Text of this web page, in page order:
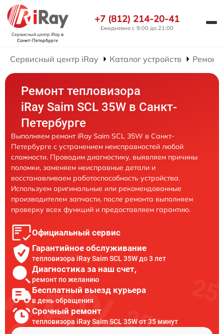
Сервисный центр iRayв
Санкт-Петербурге
+7 (812) 214-20-41
Ежедневно с 9:00 до 21:00
Сервисный центр iRay Каталог устройств Ремонт
Ремонт тепловизора
iRay Saim SCL 35W в Санкт-
Петербурге
Выполняем ремонт iRay Saim SCL 35W в Санкт-
Петербурге с устранением неисправностей любой
сложности. Проводим диагностику, выявляем причины
поломки, заменяем неисправные детали и
восстанавливаем работоспособность устройства.
Используем оригинальные или рекомендованные
производителем запчасти, после ремонта выполняем
проверку всех функций и предоставляем гарантию.
Официальный сервис
Гарантийное обслуживание
тепловизора iRay Saim SCL 35W до 3 лет
Диагностика за наш счет,
ремонт по желанию
Бесплатный выезд курьера
в день обращения
Срочный ремонт
тепловизора iRay Saim SCL 35W от 35 минут